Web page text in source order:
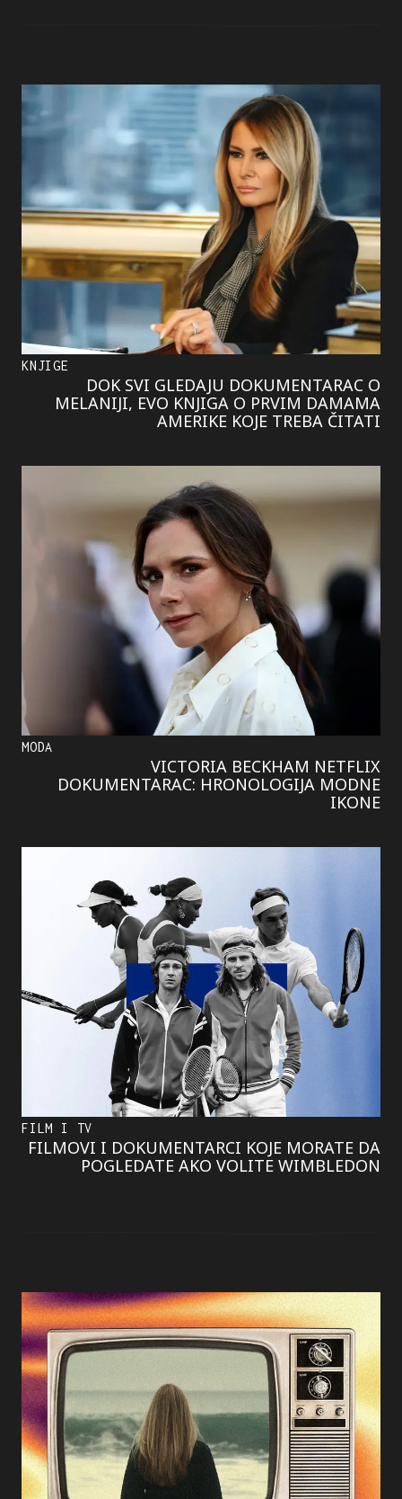
KNJIGE
DOK SVI GLEDAJU DOKUMENTARAC O
MELANIJI, EVO KNJIGA O PRVIM DAMAMA
AMERIKE KOJE TREBA ČITATI
MODA
VICTORIA BECKHAM NETFLIX
DOKUMENTARAC: HRONOLOGIJA MODNE
IKONE
FILM I TV
FILMOVI I DOKUMENTARCI KOJE MORATE DA
POGLEDATE AKO VOLITE WIMBLEDON